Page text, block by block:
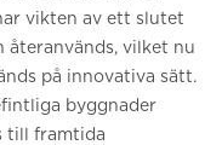
vikten av ett slutet
återanvänds, vilket nu
på innovativa sätt.
byggnader
till framtida